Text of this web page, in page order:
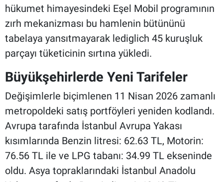
hükumet himayesindeki Eşel Mobil programının
zırh mekanizması bu hamlenin bütününü
tabelaya yansıtmayarak lediglich 45 kuruşluk
parçayı tüketicinin sırtına yükledi.
Büyükşehirlerde Yeni Tarifeler
Değişimlerle biçimlenen 11 Nisan 2026 zamanlı
metropoldeki satış portföyleri yeniden kodlandı.
Avrupa tarafında İstanbul Avrupa Yakası
kısımlarında Benzin litresi: 62.63 TL, Motorin:
76.56 TL ile ve LPG tabanı: 34.99 TL ekseninde
oldu. Asya topraklarındaki İstanbul Anadolu